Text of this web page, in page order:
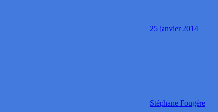
25 janvier 2014
Stéphane Fougère